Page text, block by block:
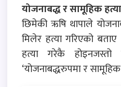
योजनाबद्ध र सामूहिक हत्या
छिमेकी ऋषि थापाले
मिलेर हत्या गरिएको
हत्या गरेकै
‘योजनाबद्धरुपमा र